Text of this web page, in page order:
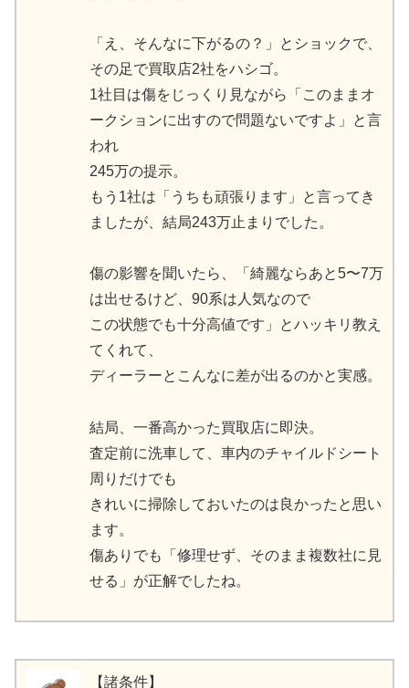
「え、そんなに下がるの？」とショックで、
その足で買取店2社をハシゴ。
1社目は傷をじっくり見ながら「このままオ
ークションに出すので問題ないですよ」と言
われ
245万の提示。
もう1社は「うちも頑張ります」と言ってき
ましたが、結局243万止まりでした。
傷の影響を聞いたら、「綺麗ならあと5〜7万
は出せるけど、90系は人気なので
この状態でも十分高値です」とハッキリ教え
てくれて、
ディーラーとこんなに差が出るのかと実感。
結局、一番高かった買取店に即決。
査定前に洗車して、車内のチャイルドシート
周りだけでも
きれいに掃除しておいたのは良かったと思い
ます。
傷ありでも「修理せず、そのまま複数社に見
せる」が正解でしたね。
【諸条件】